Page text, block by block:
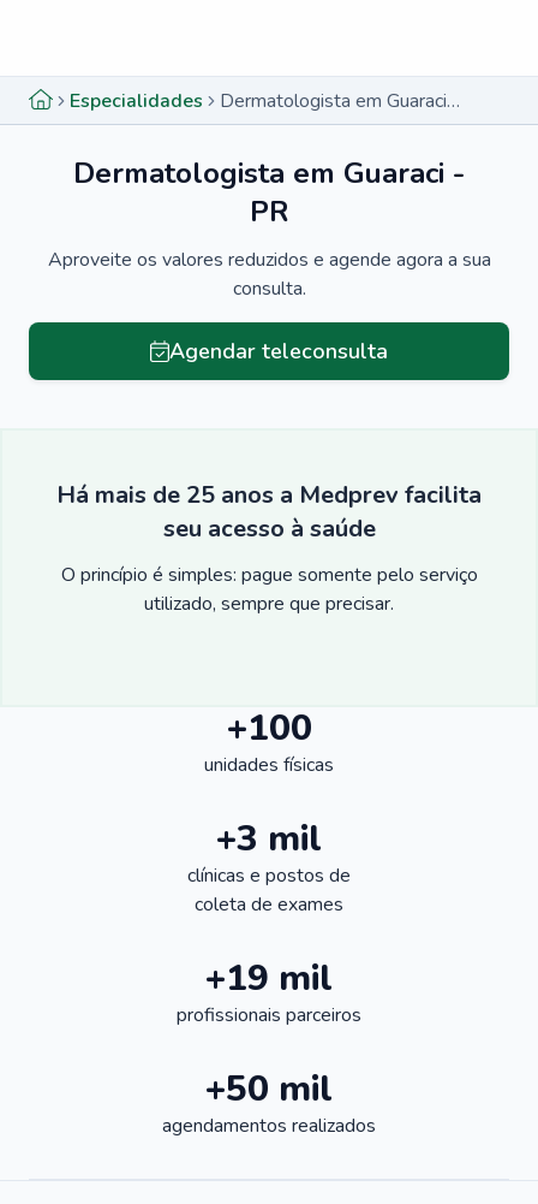
Especialidades Dermatologista em Guaraci - PR
Dermatologista em Guaraci -
PR
Aproveite os valores reduzidos e agende agora a sua
consulta.
Agendar teleconsulta
Há mais de 25 anos a Medprev facilita
seu acesso à saúde
O princípio é simples: pague somente pelo serviço
utilizado, sempre que precisar.
+100
unidades físicas
+3 mil
clínicas e postos de
coleta de exames
+19 mil
profissionais parceiros
+50 mil
agendamentos realizados